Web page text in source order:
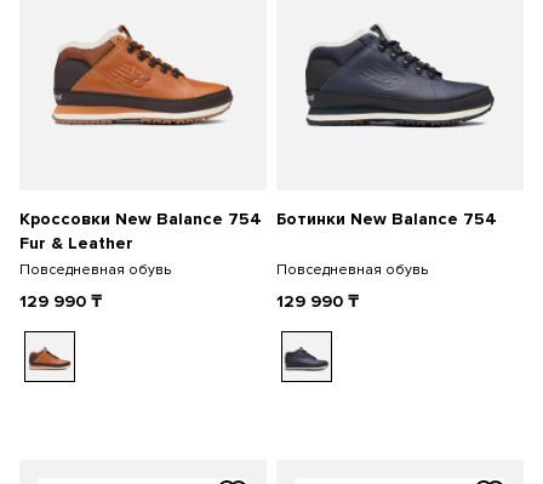
Кроссовки New Balance 754
Fur & Leather
Повседневная обувь
129 990 ₸
Ботинки New Balance 754
Повседневная обувь
129 990 ₸